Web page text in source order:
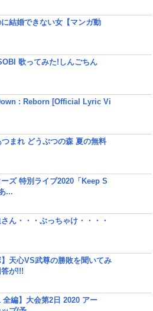
に結婚できない女【マンガ動
歌ってみた!しんごちん
: Reborn [Official Lyric Vi
まれ どうぶつの森 夏の無料
ズ 特別ライブ2020「Keep S
...
さん・・・ぶっちゃけ・・・・
】天心VS武尊の勝敗を聞いてみ
が!!!
全編】大会第2日 2020 アー